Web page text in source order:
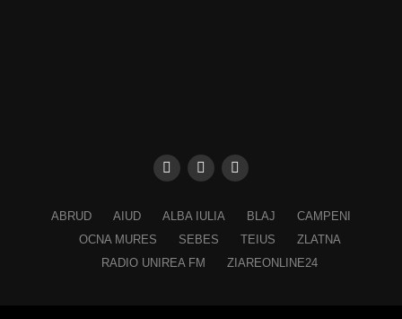
ABRUD AIUD ALBA IULIA BLAJ
CAMPENI
OCNA MURES
SEBES TEIUS
ZLATNA
RADIO UNIREA FM
ZIAREONLINE24